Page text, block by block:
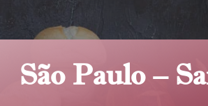
São Paulo –